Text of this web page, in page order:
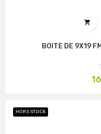

BOITE DE 9X19
Prix
HORS STOCK